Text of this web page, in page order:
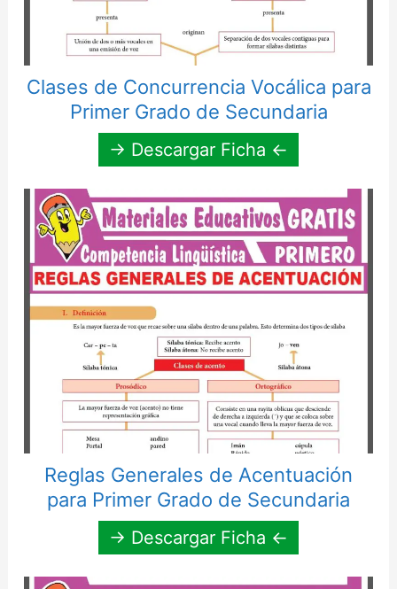
Clases de Concurrencia Vocálica para
Primer Grado de Secundaria
→ Descargar Ficha ←
Reglas Generales de Acentuación
para Primer Grado de Secundaria
→ Descargar Ficha ←